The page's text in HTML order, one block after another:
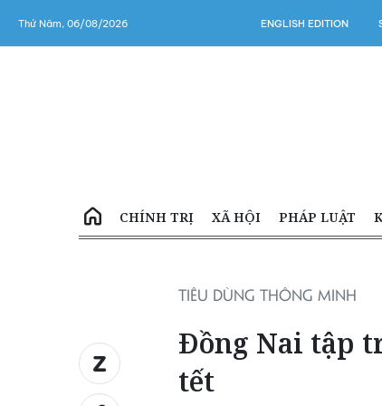
Thứ Năm, 06/08/2026 ENGLISH EDITION
CHÍNH TRỊ XÃ HỘI PHÁP LUẬT
TIÊU DÙNG THÔNG MINH
Đồng Nai tập
tết